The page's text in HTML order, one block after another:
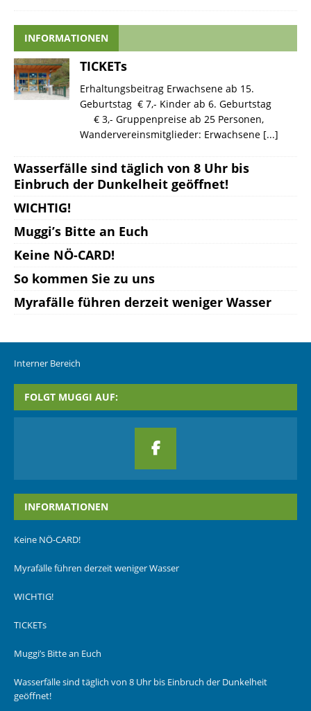
INFORMATIONEN
TICKETs
Erhaltungsbeitrag Erwachsene ab 15.
Geburtstag € 7,- Kinder ab 6. Geburtstag
€ 3,- Gruppenpreise ab 25 Personen,
Wandervereinsmitglieder: Erwachsene [...]
Wasserfälle sind täglich von 8 Uhr bis
Einbruch der Dunkelheit geöffnet!
WICHTIG!
Muggi’s Bitte an Euch
Keine NÖ-CARD!
So kommen Sie zu uns
Myrafälle führen derzeit weniger Wasser
Interner Bereich
FOLGT MUGGI AUF:
INFORMATIONEN
Keine NÖ-CARD!
Myrafälle führen derzeit weniger Wasser
WICHTIG!
TICKETs
Muggi’s Bitte an Euch
Wasserfälle sind täglich von 8 Uhr bis Einbruch der Dunkelheit
geöffnet!